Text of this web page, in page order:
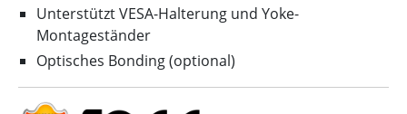
Unterstützt VESA-Halterung und Yoke-
Montageständer
Optisches Bonding (optional)